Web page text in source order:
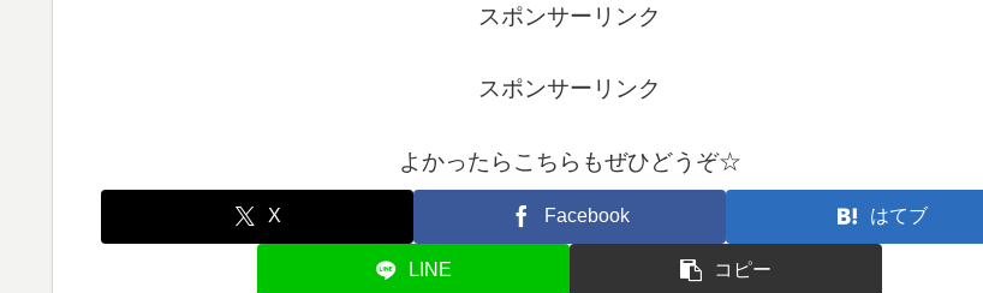
スポンサーリンク
スポンサーリンク
よかったらこちらもぜひどうぞ☆
X Facebook はてブ
LINE コピー